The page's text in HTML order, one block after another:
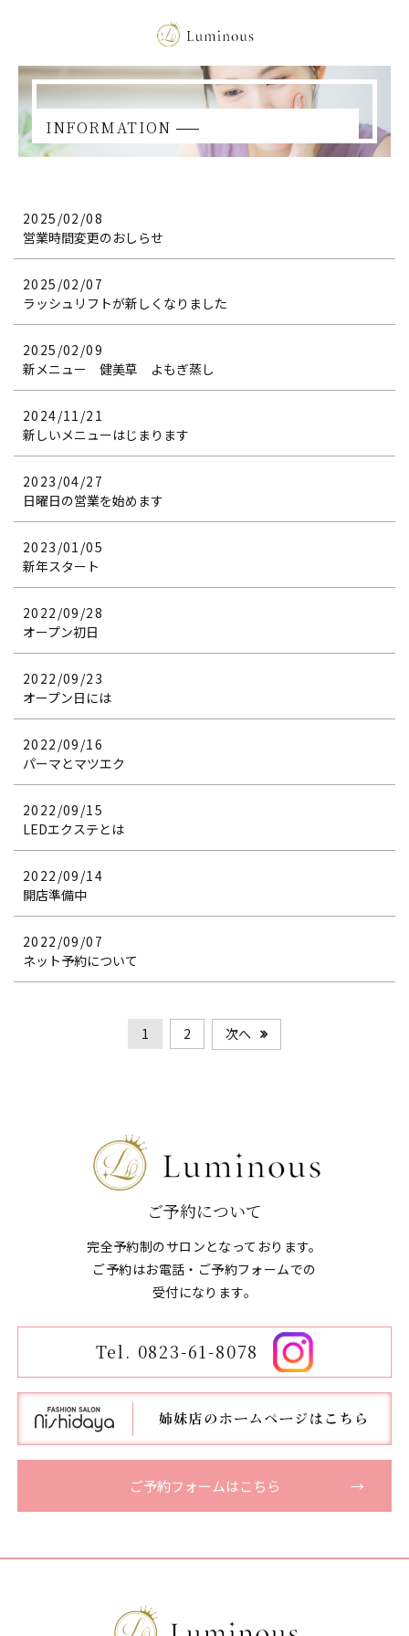
INFORMATION
2025/02/08
営業時間変更のおしらせ
2025/02/07
ラッシュリフトが新しくなりました
2025/02/09
新メニュー 健美草 よもぎ蒸し
2024/11/21
新しいメニューはじまります
2023/04/27
日曜日の営業を始めます
2023/01/05
新年スタート
2022/09/28
オープン初日
2022/09/23
オープン日には
2022/09/16
パーマとマツエク
2022/09/15
LEDエクステとは
2022/09/14
開店準備中
2022/09/07
ネット予約について
1 2 次へ
ご予約について
完全予約制のサロンとなっております。
ご予約はお電話・ご予約フォームでの
​​​​​​​受付になります。
Tel. 0823-61-8078
ご予約フォームはこちら